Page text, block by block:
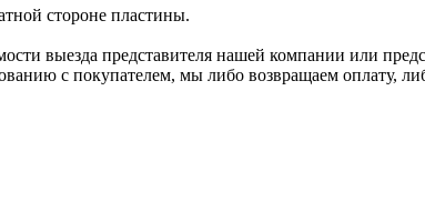
стороне пластины.
выезда представителя нашей компании или
с покупателем, мы либо возвращаем оплату,